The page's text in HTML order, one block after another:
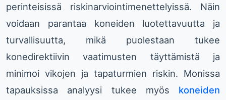
perinteisissä riskinarviointimenettelyissä. Näin
voidaan parantaa koneiden luotettavuutta ja
turvallisuutta, mikä puolestaan tukee
konedirektiivin vaatimusten täyttämistä ja
minimoi vikojen ja tapaturmien riskin. Monissa
tapauksissa analyysi tukee myös koneiden